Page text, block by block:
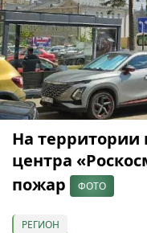
На территории
центра
пожар
ФОТО
РЕГИОН